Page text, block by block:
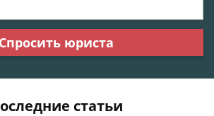
Спросить юриста
статьи